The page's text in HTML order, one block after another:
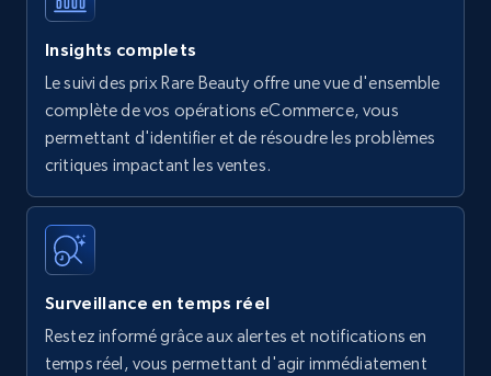
Insights complets
Le suivi des prix Rare Beauty offre une vue d'ensemble
complète de vos opérations eCommerce, vous
permettant d'identifier et de résoudre les problèmes
critiques impactant les ventes.
Surveillance en temps réel
Restez informé grâce aux alertes et notifications en
temps réel, vous permettant d'agir immédiatement